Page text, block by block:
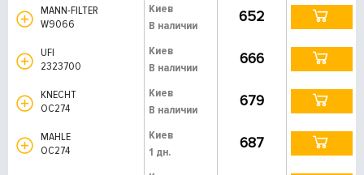
MANN-FILTER
W9066
Киев
В наличии
652
UFI
2323700
Киев
В наличии
666
KNECHT
OC274
Киев
В наличии
679
MAHLE
OC274
Киев
1 дн.
687